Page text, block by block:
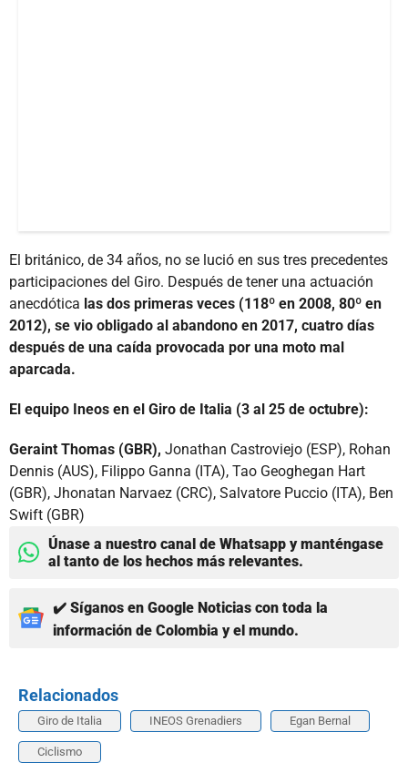
El británico, de 34 años, no se lució en sus tres precedentes
participaciones del Giro. Después de tener una actuación
anecdótica las dos primeras veces (118º en 2008, 80º en
2012), se vio obligado al abandono en 2017, cuatro días
después de una caída provocada por una moto mal
aparcada.
El equipo Ineos en el Giro de Italia (3 al 25 de octubre):
Geraint Thomas (GBR), Jonathan Castroviejo (ESP), Rohan
Dennis (AUS), Filippo Ganna (ITA), Tao Geoghegan Hart
(GBR), Jhonatan Narvaez (CRC), Salvatore Puccio (ITA), Ben
Swift (GBR)
Únase a nuestro canal de Whatsapp y manténgase
al tanto de los hechos más relevantes.
✔️ Síganos en Google Noticias con toda la
información de Colombia y el mundo.
Relacionados
Giro de Italia INEOS Grenadiers Egan Bernal
Ciclismo